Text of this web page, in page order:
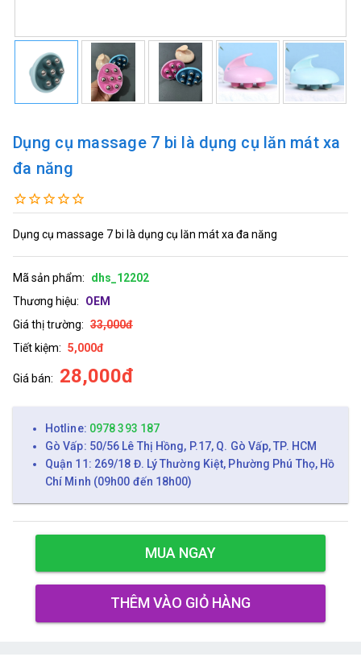
Dụng cụ massage 7 bi là dụng cụ lăn mát xa
đa năng
Dụng cụ massage 7 bi là dụng cụ lăn mát xa đa năng
Mã sản phẩm:
dhs_12202
Thương hiệu:
OEM
Giá thị trường: 33,000đ
Tiết kiệm: 5,000đ
Giá bán: 28,000đ
Hotline: 0978 393 187
Gò Vấp: 50/56 Lê Thị Hồng, P.17, Q. Gò Vấp, TP. HCM
Quận 11: 269/18 Đ. Lý Thường Kiệt, Phường Phú Thọ, Hồ
Chí Minh (09h00 đến 18h00)
MUA NGAY
THÊM VÀO GIỎ HÀNG